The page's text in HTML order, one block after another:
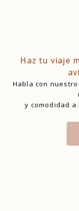
Haz tu viaje
Habla con
y comodidad